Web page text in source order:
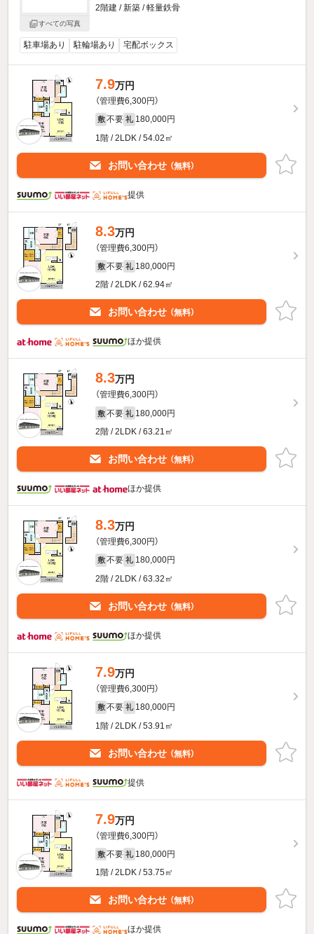
すべての写真
2階建 / 新築 / 軽量鉄骨
駐車場あり 駐輪場あり 宅配ボックス
7.9万円
（管理費6,300円）
敷 不要 礼 180,000円
1階 / 2LDK / 54.02㎡
お問い合わせ （無料）
提供
8.3万円
（管理費6,300円）
敷 不要 礼 180,000円
2階 / 2LDK / 62.94㎡
お問い合わせ （無料）
ほか提供
8.3万円
（管理費6,300円）
敷 不要 礼 180,000円
2階 / 2LDK / 63.21㎡
お問い合わせ （無料）
ほか提供
8.3万円
（管理費6,300円）
敷 不要 礼 180,000円
2階 / 2LDK / 63.32㎡
お問い合わせ （無料）
ほか提供
7.9万円
（管理費6,300円）
敷 不要 礼 180,000円
1階 / 2LDK / 53.91㎡
お問い合わせ （無料）
提供
7.9万円
（管理費6,300円）
敷 不要 礼 180,000円
1階 / 2LDK / 53.75㎡
お問い合わせ （無料）
ほか提供